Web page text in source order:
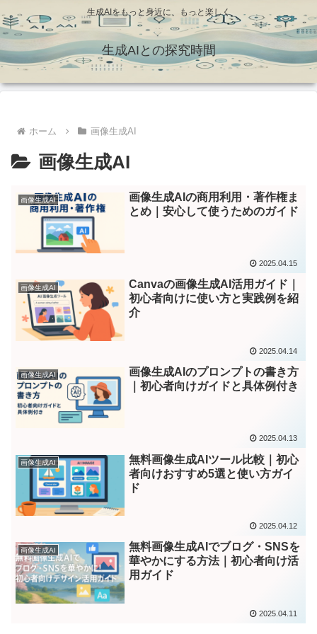
生成AIをもっと身近に、もっと楽しく
生成AIとの探究時間
ホーム 画像生成AI
画像生成AI
画像生成AI
画像生成AIの商用利用・著作権ま
とめ｜安心して使うためのガイド
2025.04.15
画像生成AI
Canvaの画像生成AI活用ガイド｜
初心者向けに使い方と実践例を紹
介
2025.04.14
画像生成AI
画像生成AIのプロンプトの書き方
｜初心者向けガイドと具体例付き
2025.04.13
画像生成AI
無料画像生成AIツール比較｜初心
者向けおすすめ5選と使い方ガイ
ド
2025.04.12
画像生成AI
無料画像生成AIでブログ・SNSを
華やかにする方法｜初心者向け活
用ガイド
2025.04.11